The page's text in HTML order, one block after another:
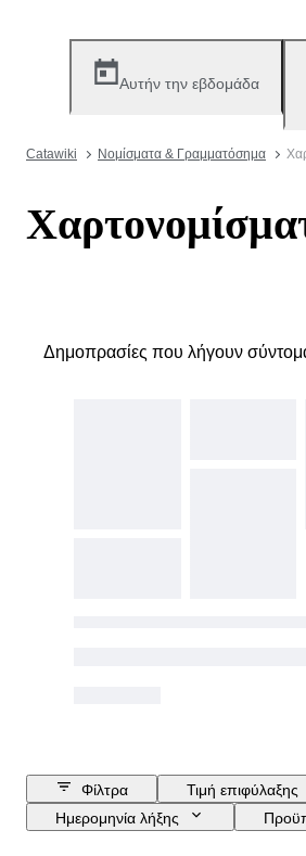
Αυτήν την εβδομάδα
Catawiki Νομίσματα & Γραμματόσημα
Δημοπρασίες που λήγουν
Φίλτρα
Τιμή επιφύλαξης
Ημερομηνία λήξης